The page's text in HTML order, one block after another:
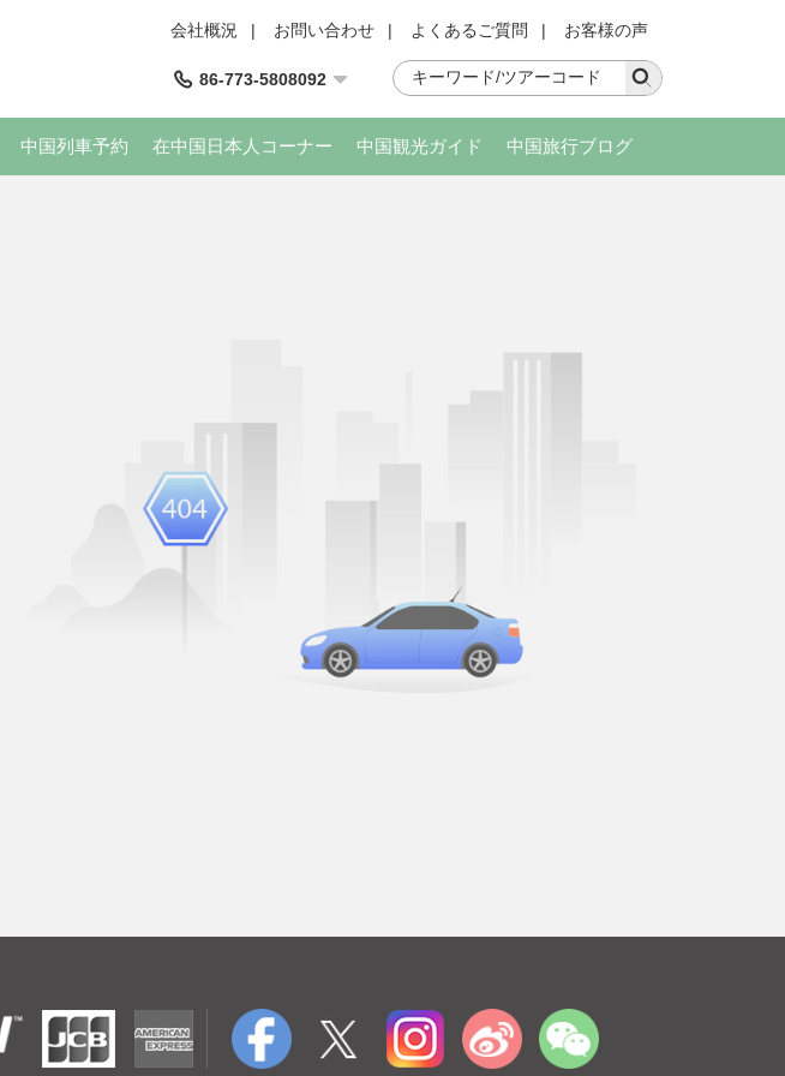
会社概況 | お問い合わせ | よくあるご質問 | お客様の声
86-773-5808092
中国列車予約 在中国日本人コーナー 中国観光ガイド 中国旅行ブログ